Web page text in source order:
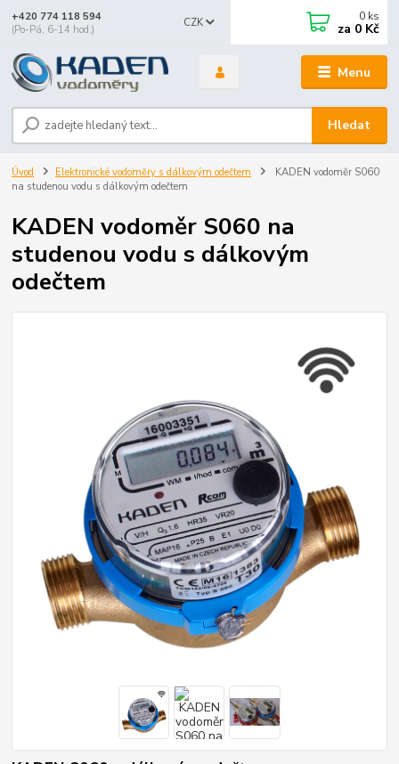
Menu
CZK
Hledat
+420 774 118 594
(Po-Pá, 6-14 hod.)
0 ks
za 0 Kč
Úvod Elektronické vodoměry s dálkovým odečtem
KADEN vodoměr S060
na studenou vodu s dálkovým odečtem
KADEN vodoměr S060 na
studenou vodu s dálkovým
odečtem